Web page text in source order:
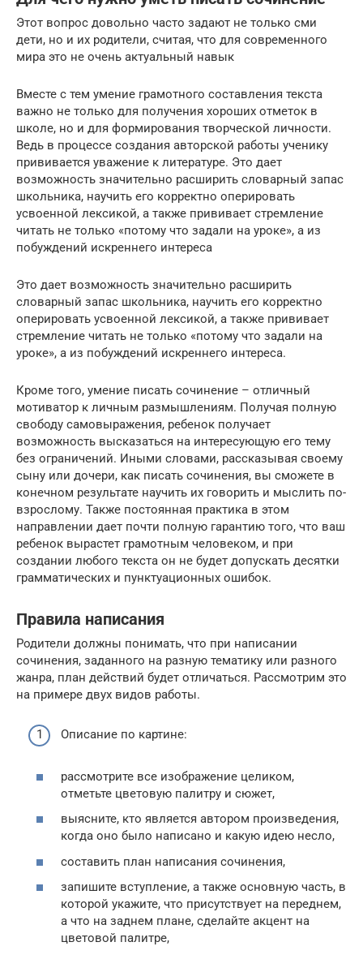
Этот вопрос довольно часто задают не только сми
дети, но и их родители, считая, что для современного
мира это не очень актуальный навык
Вместе с тем умение грамотного составления текста
важно не только для получения хороших отметок в
школе, но и для формирования творческой личности.
Ведь в процессе создания авторской работы ученику
прививается уважение к литературе. Это дает
возможность значительно расширить словарный запас
школьника, научить его корректно оперировать
усвоенной лексикой, а также прививает стремление
читать не только «потому что задали на уроке», а из
побуждений искреннего интереса
Это дает возможность значительно расширить
словарный запас школьника, научить его корректно
оперировать усвоенной лексикой, а также прививает
стремление читать не только «потому что задали на
уроке», а из побуждений искреннего интереса.
Кроме того, умение писать сочинение – отличный
мотиватор к личным размышлениям. Получая полную
свободу самовыражения, ребенок получает
возможность высказаться на интересующую его тему
без ограничений. Иными словами, рассказывая своему
сыну или дочери, как писать сочинения, вы сможете в
конечном результате научить их говорить и мыслить по-
взрослому. Также постоянная практика в этом
направлении дает почти полную гарантию того, что ваш
ребенок вырастет грамотным человеком, и при
создании любого текста он не будет допускать десятки
грамматических и пунктуационных ошибок.
Правила написания
Родители должны понимать, что при написании
сочинения, заданного на разную тематику или разного
жанра, план действий будет отличаться. Рассмотрим это
на примере двух видов работы.
Описание по картине:
рассмотрите все изображение целиком,
отметьте цветовую палитру и сюжет,
выясните, кто является автором произведения,
когда оно было написано и какую идею несло,
составить план написания сочинения,
запишите вступление, а также основную часть, в
которой укажите, что присутствует на переднем,
а что на заднем плане, сделайте акцент на
цветовой палитре,